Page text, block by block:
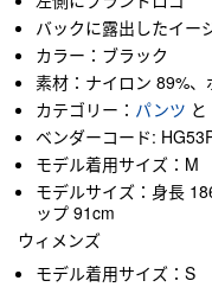
バックに露出したイー
カラー：ブラック
素材：ナイロン 89%
カテゴリー： パンツ と
ベンダーコード:
モデル着用サイズ：M
モデルサイズ：身長
ップ 91cm
ウィメンズ
モデル着用サイズ：S